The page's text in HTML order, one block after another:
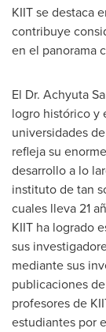
KIIT se destaca
contribuye
en el panorama
El Dr. Achyuta
logro histórico y
universidades
refleja su
desarrollo a lo
instituto de tan
cuales lleva 21
KIIT ha logrado
sus
mediante sus
publicaciones
profesores de
estudiantes por